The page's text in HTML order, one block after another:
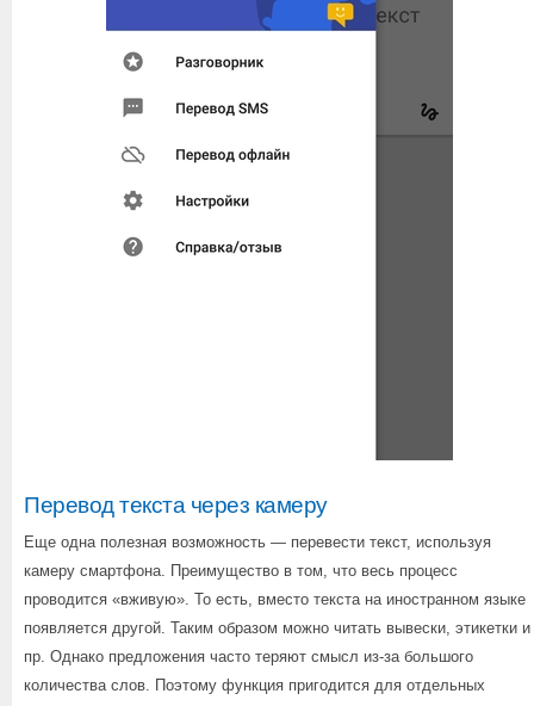
Перевод текста через камеру
Еще одна полезная возможность — перевести текст, используя
камеру смартфона. Преимущество в том, что весь процесс
проводится «вживую». То есть, вместо текста на иностранном языке
появляется другой. Таким образом можно читать вывески, этикетки и
пр. Однако предложения часто теряют смысл из-за большого
количества слов. Поэтому функция пригодится для отдельных